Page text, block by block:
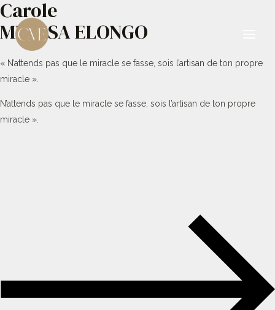
Aller
contenu
Carole
MBESSA ELONGO
« N’attends pas que le miracle se fasse, sois l’artisan de ton propre
miracle ».
N’attends pas que le miracle se fasse, sois l’artisan de ton propre
miracle ».